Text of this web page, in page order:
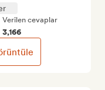
Verilen cevaplar
3,166